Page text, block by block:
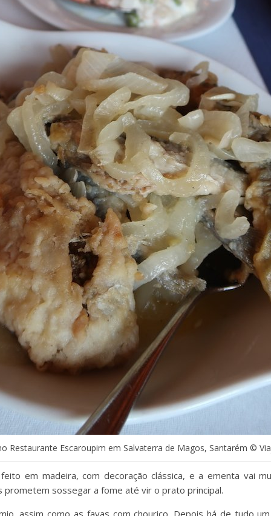
Restaurante Escaroupim em Salvaterra de Magos, Santarém ©
em madeira, com decoração clássica, e a ementa vai
prometem sossegar a fome até vir o prato principal.
assim como as favas com chouriço. Depois há de tudo